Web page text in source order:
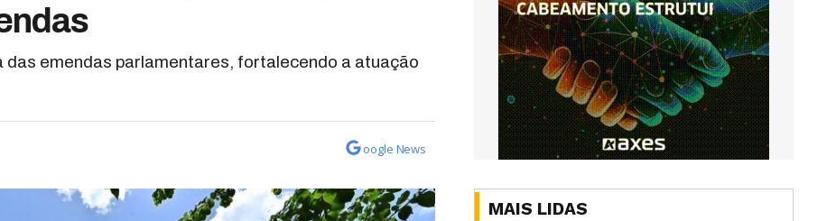
emendas parlamentares, fortalecendo a atuação
oogle News
MAIS LIDAS